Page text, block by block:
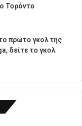
Τορόντο
πρώτο γκολ της
δείτε το γκολ